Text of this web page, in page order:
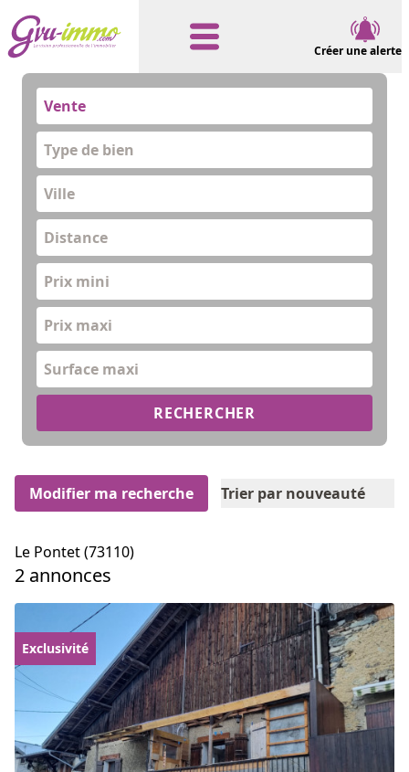
Créer une alerte
Vente
Type de bien
Distance
Prix mini
Prix maxi
Surface maxi
RECHERCHER
Modifier ma recherche Trier par nouveauté
Le Pontet (73110)
2 annonces
Exclusivité